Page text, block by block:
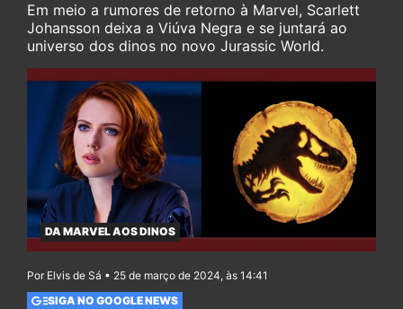
Em meio a rumores de retorno à Marvel, Scarlett
Johansson deixa a Viúva Negra e se juntará ao
universo dos dinos no novo Jurassic World.
DA MARVEL AOS DINOS
Por Elvis de Sá • 25 de março de 2024, às 14:41
SIGA NO GOOGLE NEWS